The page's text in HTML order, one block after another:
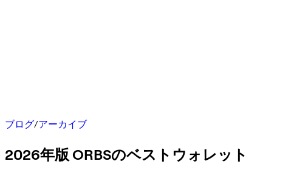
ブログ/アーカイブ
2026年版 ORBSのベストウォレット